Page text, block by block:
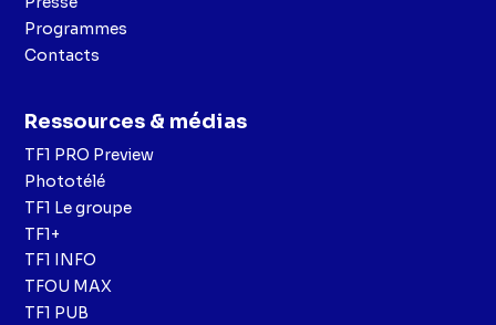
Programmes
Contacts
Ressources & médias
TF1 PRO Preview
Phototélé
TF1 Le groupe
TF1+
TF1 INFO
TFOU MAX
TF1 PUB